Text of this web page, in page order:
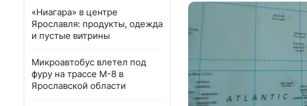
«Ниагара» в центре
Ярославля: продукты, одежда
и пустые витрины
Микроавтобус влетел под
фуру на трассе М-8 в
Ярославской области